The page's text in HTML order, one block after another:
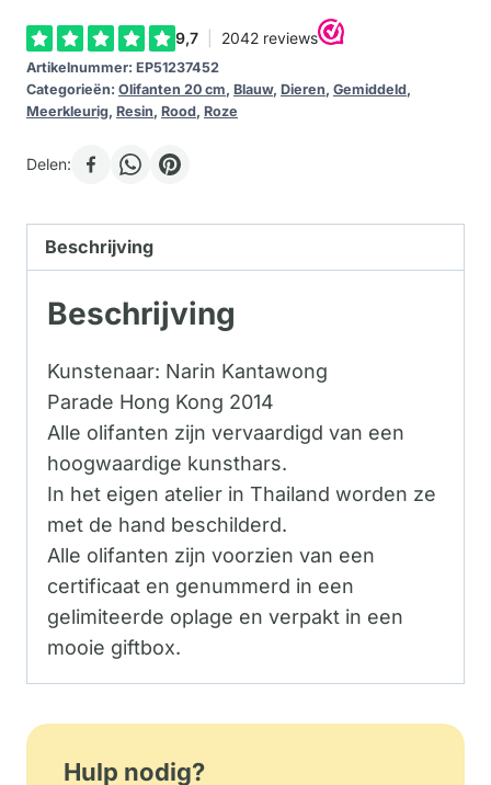
Artikelnummer: EP51237452
Categorieën: Olifanten 20 cm, Blauw, Dieren, Gemiddeld,
Meerkleurig, Resin, Rood, Roze
Delen:
Beschrijving
Beschrijving
Kunstenaar: Narin Kantawong
Parade Hong Kong 2014
Alle olifanten zijn vervaardigd van een
hoogwaardige kunsthars.
In het eigen atelier in Thailand worden ze
met de hand beschilderd.
Alle olifanten zijn voorzien van een
certificaat en genummerd in een
gelimiteerde oplage en verpakt in een
mooie giftbox.
Hulp nodig?